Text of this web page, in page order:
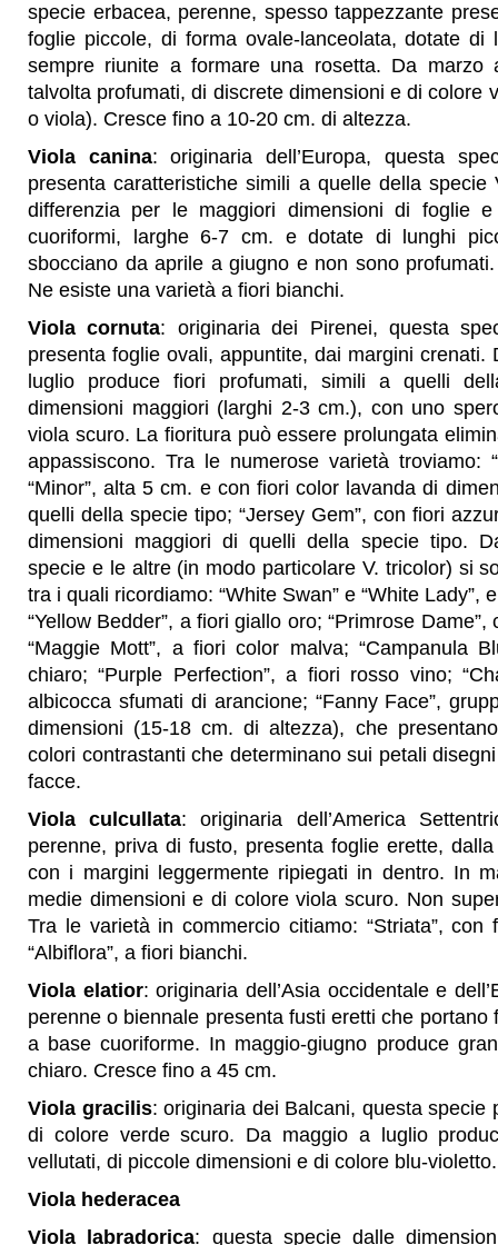
specie erbacea, perenne, spesso tappezzante
foglie piccole, di forma ovale-lanceolata, dotate di
sempre riunite a formare una rosetta. Da marzo
talvolta profumati, di discrete dimensioni e di colore
o viola). Cresce fino a 10-20 cm. di altezza.
Viola canina: originaria dell’Europa, questa
presenta caratteristiche simili a quelle della
differenzia per le maggiori dimensioni di foglie
cuoriformi, larghe 6-7 cm. e dotate di lunghi
sbocciano da aprile a giugno e non sono
Ne esiste una varietà a fiori bianchi.
Viola cornuta: originaria dei Pirenei, questa
presenta foglie ovali, appuntite, dai margini crenati.
luglio produce fiori profumati, simili a quelli
dimensioni maggiori (larghi 2-3 cm.), con uno
viola scuro. La fioritura può essere prolungata
appassiscono. Tra le numerose varietà troviamo:
“Minor”, alta 5 cm. e con fiori color lavanda di
quelli della specie tipo; “Jersey Gem”, con fiori
dimensioni maggiori di quelli della specie tipo.
specie e le altre (in modo particolare V. tricolor) si
tra i quali ricordiamo: “White Swan” e “White Lady”,
“Yellow Bedder”, a fiori giallo oro; “Primrose
“Maggie Mott”, a fiori color malva; “Campanula
chiaro; “Purple Perfection”, a fiori rosso vino;
albicocca sfumati di arancione; “Fanny Face”,
dimensioni (15-18 cm. di altezza), che
colori contrastanti che determinano sui petali
facce.
Viola culcullata: originaria dell’America
perenne, priva di fusto, presenta foglie erette,
con i margini leggermente ripiegati in dentro. In
medie dimensioni e di colore viola scuro. Non
Tra le varietà in commercio citiamo: “Striata”,
“Albiflora”, a fiori bianchi.
Viola elatior: originaria dell’Asia occidentale e
perenne o biennale presenta fusti eretti che portano
a base cuoriforme. In maggio-giugno produce
chiaro. Cresce fino a 45 cm.
Viola gracilis: originaria dei Balcani, questa specie
di colore verde scuro. Da maggio a luglio
vellutati, di piccole dimensioni e di colore blu-violetto.
Viola hederacea
Viola labradorica: questa specie dalle